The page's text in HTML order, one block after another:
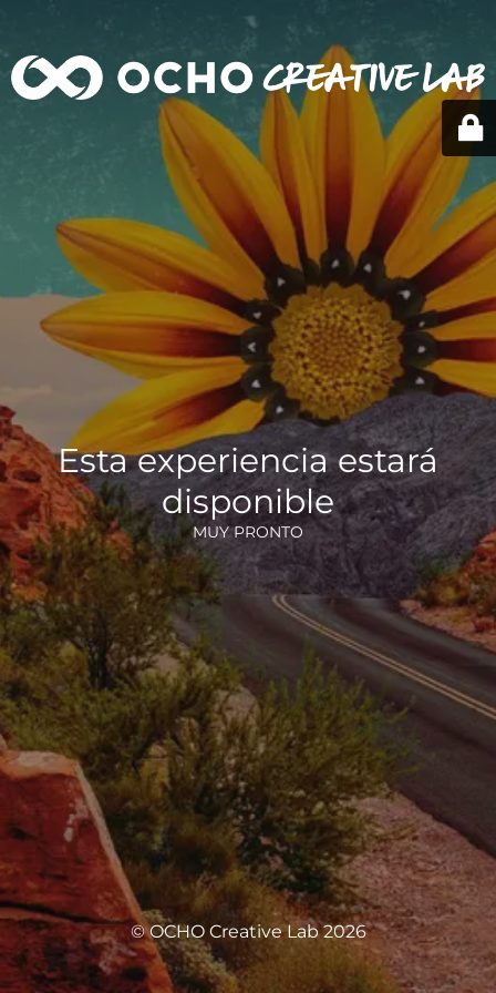
Esta experiencia estará
disponible
MUY PRONTO
© OCHO Creative Lab 2026